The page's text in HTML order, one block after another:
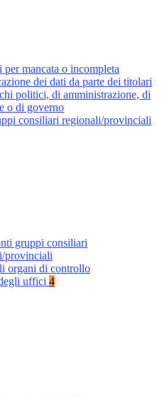
per mancata o incompleta
dei dati da parte dei titolari
politici, di amministrazione, di
o di governo
consiliari regionali/provinciali
gruppi consiliari
provinciali
organi di controllo
uffici 4